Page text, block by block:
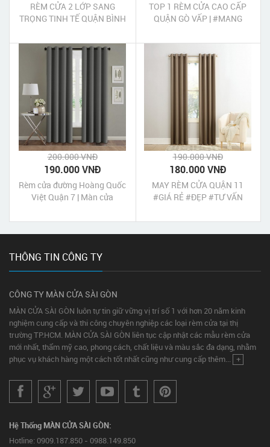
RÈM CỬA 2 LỚP SANG
TRỌNG TINH TẾ QUẬN BÌNH
TOP 1 RÈM CỬA CAO CẤP
QUẬN GÒ VẤP | #MANG
NHÀ
200.000 VNĐ
190.000 VNĐ
Rèm cửa đường Hoàng Quốc
Việt Quận 7 | Màn cửa
HCM
190.000 VNĐ
180.000 VNĐ
MAY RÈM CỬA QUẬN 11
#GIÁ RẺ #ĐẸP #TƯ VẤN
THÔNG TIN CÔNG TY
CÔNG TY MÀN CỬA SÀI GÒN
MÀN CỬA SÀI GÒN luôn tự tin giữ vững vị trí số 1 với hơn 20 năm kinh
nghiệm cung cấp và thi công chuyên nghiệp các loại rèm cửa tại thị
trường TP.HCM. MÀN CỬA SÀI GÒN liên tục cập nhật các mẫu rèm cửa
mới nhất, thẩm mỹ cao, phong cách, chất liệu và màu sắc đa dạng, nhằm
phục vụ khách hàng một cách tốt nhất cũng như cung cấp thêm... +
Hệ Thống MÀN CỬA SÀI GÒN:
Hotline: 0909.187.850 - 0988.149.850